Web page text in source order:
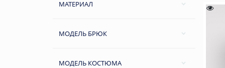
МАТЕРИАЛ
МОДЕЛЬ БРЮК
МОДЕЛЬ КОСТЮМА